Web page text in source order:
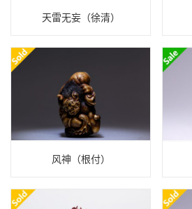
天雷无妄（徐清）
风神（根付）